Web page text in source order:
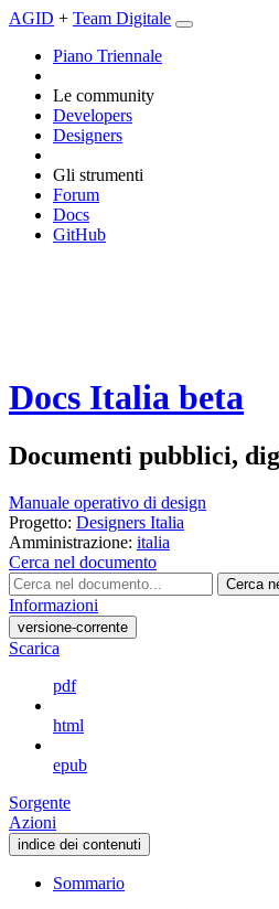
AGID + Team Digitale
Piano Triennale
Le community
Developers
Designers
Gli strumenti
Forum
Docs
GitHub
Docs Italia beta
Documenti pubblici,
Manuale operativo di design
Progetto: Designers Italia
Amministrazione: italia
Cerca nel documento
Cerca
Informazioni
versione-corrente
Scarica
pdf
html
epub
Sorgente
Azioni
indice dei contenuti
Sommario